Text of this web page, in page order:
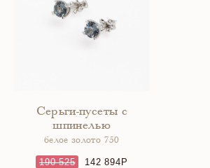
Серьги-пусеты с
шпинелью
белое золото 750
190 525 142 894